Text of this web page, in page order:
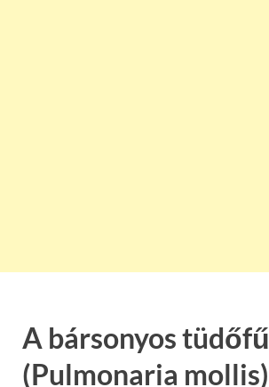
A bársonyos tüdőfű
(Pulmonaria mollis)